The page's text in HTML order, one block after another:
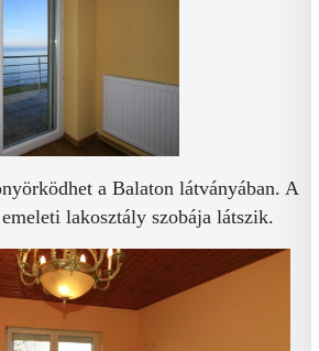
a Balaton látványában. A
lakosztály szobája látszik.